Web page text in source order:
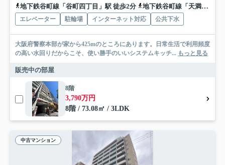
地下鉄谷町線「谷町四丁目」駅 徒歩2分
地下鉄谷町線「天満橋」駅 徒歩8分
エレベーター 駐輪場 インターネット対応 公共下水
大阪府警察本部が家から425mのところにあります。日常生活で利用頻度
の高い水回りだからこそ、使い勝手のいいシステムキッチ... もっと見る
販売中の部屋
8階
3,790万円
8階 / 73.08㎡ / 3LDK
中古マンション